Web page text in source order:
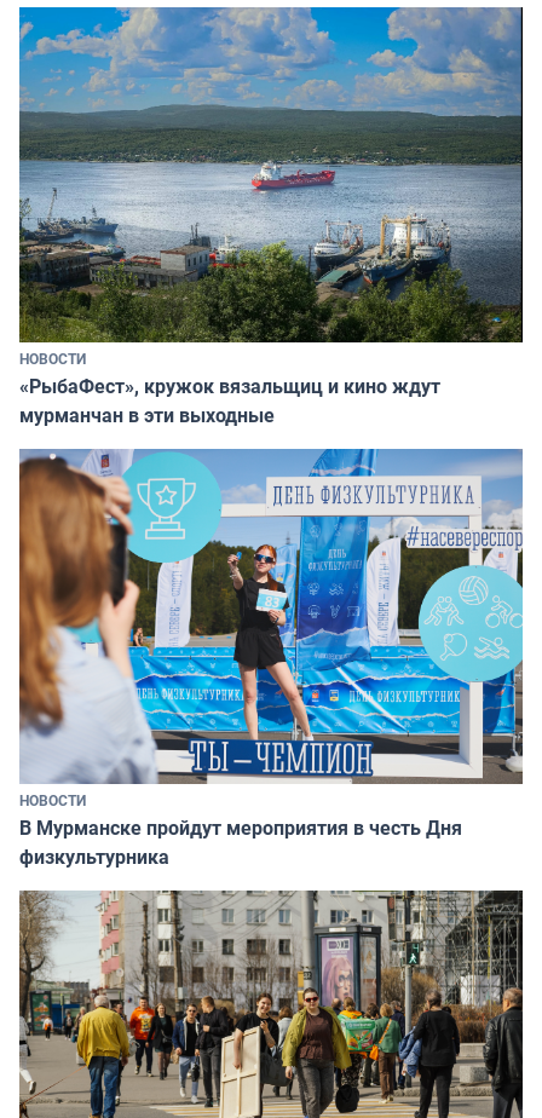
НОВОСТИ
«РыбаФест», кружок вязальщиц и кино ждут
мурманчан в эти выходные
НОВОСТИ
В Мурманске пройдут мероприятия в честь Дня
физкультурника